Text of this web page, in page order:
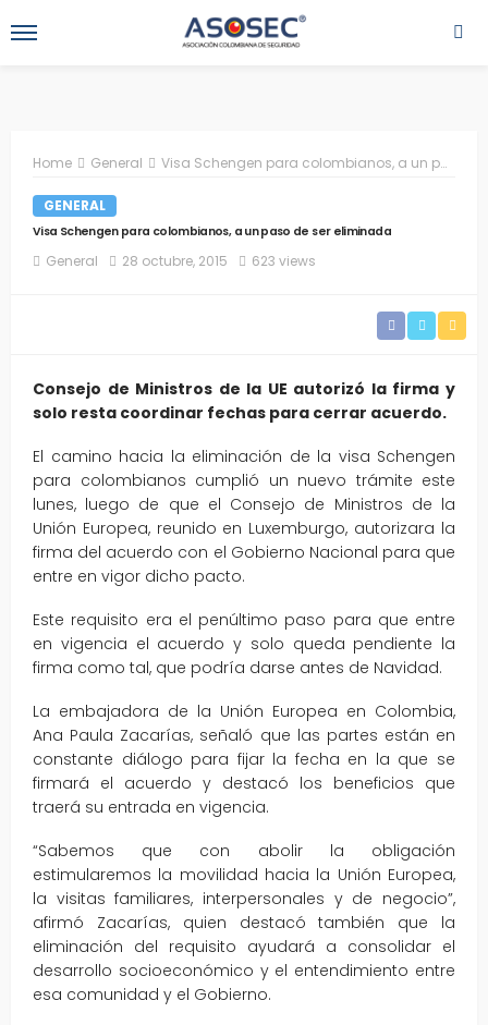
Home General Visa Schengen para colombianos, a un paso de ser eliminada
GENERAL
Visa Schengen para colombianos, a un paso de ser eliminada
General 28 octubre, 2015 623 views
Consejo de Ministros de la UE autorizó la firma y
solo resta coordinar fechas para cerrar acuerdo.
El camino hacia la eliminación de la visa Schengen
para colombianos cumplió un nuevo trámite este
lunes, luego de que el Consejo de Ministros de la
Unión Europea, reunido en Luxemburgo, autorizara la
firma del acuerdo con el Gobierno Nacional para que
entre en vigor dicho pacto.
Este requisito era el penúltimo paso para que entre
en vigencia el acuerdo y solo queda pendiente la
firma como tal, que podría darse antes de Navidad.
La embajadora de la Unión Europea en Colombia,
Ana Paula Zacarías, señaló que las partes están en
constante diálogo para fijar la fecha en la que se
firmará el acuerdo y destacó los beneficios que
traerá su entrada en vigencia.
“Sabemos que con abolir la obligación
estimularemos la movilidad hacia la Unión Europea,
la visitas familiares, interpersonales y de negocio”,
afirmó Zacarías, quien destacó también que la
eliminación del requisito ayudará a consolidar el
desarrollo socioeconómico y el entendimiento entre
esa comunidad y el Gobierno.